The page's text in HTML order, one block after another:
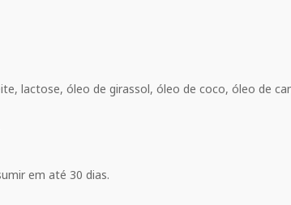
lactose, óleo de girassol, óleo de coco, óleo de
em até 30 dias.